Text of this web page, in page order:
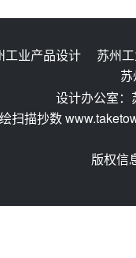
工业产品设计
苏州
设计办公室
扫描抄数
版权信